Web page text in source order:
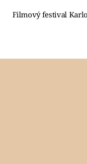
Filmový festival